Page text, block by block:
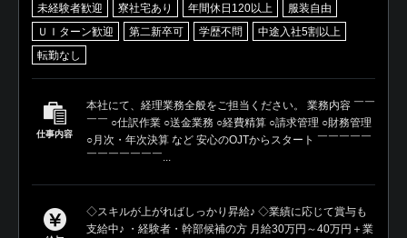
未経験者歓迎 寮社宅あり 年間休日120以上
服装自由
ＵＩターン歓迎
第二新卒可 学歴不問
中途入社5割以上
転勤なし
仕事内容
本社にて、経理業務全般をご担当ください。 業務内容 ￣￣
￣￣ ○仕訳作業 ○送金業務 ○経費精算 ○請求管理 ○財務管理
○月次・年次決算 など 安心のOJTからスタート ￣￣￣￣￣
￣￣￣￣￣￣￣...
◇スキルが上がればしっかり昇給♪ ◇業績に応じて賞与も
支給中♪ ・経験者・幹部候補の方 月給30万円～40万円＋業